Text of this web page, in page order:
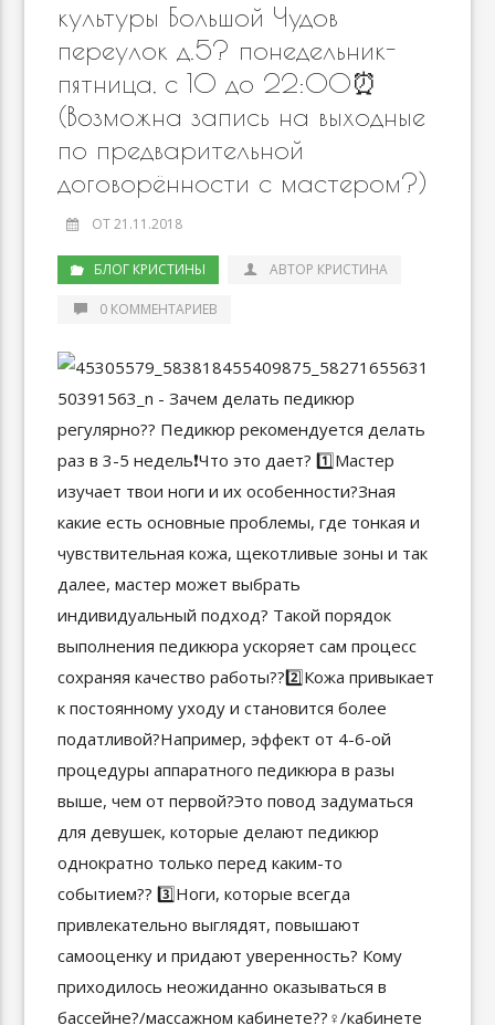
культуры Большой Чудов
переулок д.5? понедельник-
пятница, с 10 до 22:00⏰
(Возможна запись на выходные
по предварительной
договорённости с мастером?)
ОТ 21.11.2018
БЛОГ КРИСТИНЫ АВТОР КРИСТИНА
0 КОММЕНТАРИЕВ